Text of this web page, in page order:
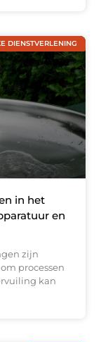
DIENSTVERLENING
in het
en
zijn
processen
kan